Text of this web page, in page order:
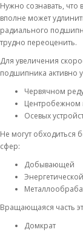
Нужно сознавать,
вполне может
радиального
трудно переоценить.
Для увеличения
подшипника активно
Червячном
Центробежном
Осевых
Не могут
сфер:
Добывающей
Энергетической
Вращающаяся часть
Домкрат